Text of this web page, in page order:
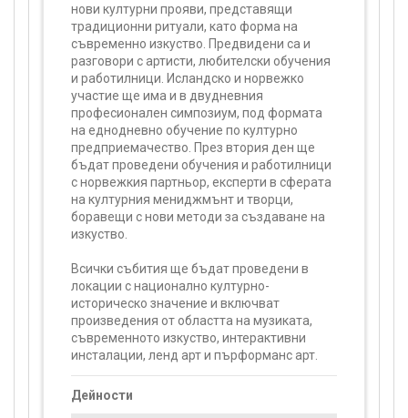
нови културни прояви, представящи
традиционни ритуали, като форма на
съвременно изкуство. Предвидени са и
разговори с артисти, любителски обучения
и работилници. Исландско и норвежко
участие ще има и в двудневния
професионален симпозиум, под формата
на еднодневно обучение по културно
предприемачество. През втория ден ще
бъдат проведени обучения и работилници
с норвежкия партньор, експерти в сферата
на културния мениджмънт и творци,
боравещи с нови методи за създаване на
изкуство.
Всички събития ще бъдат проведени в
локации с национално културно-
историческо значение и включват
произведения от областта на музиката,
съвременното изкуство, интерактивни
инсталации, ленд арт и пърформанс арт.
Дейности